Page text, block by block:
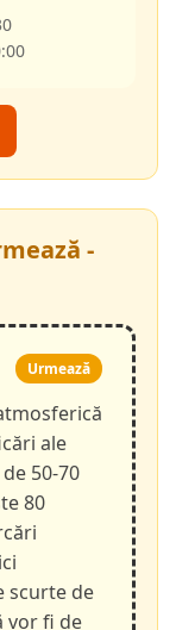
-
Urmează
ale
50-70
80
scurte de
vor fi de